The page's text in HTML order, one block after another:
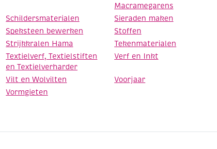
Macramegarens
Schildersmaterialen
Sieraden maken
Speksteen bewerken
Stoffen
Strijkkralen Hama
Tekenmaterialen
Textielverf, Textielstiften
en Textielverharder
Verf en Inkt
Vilt en Wolvilten
Voorjaar
Vormgieten